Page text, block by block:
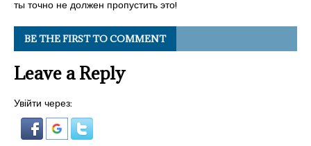
ты точно не должен пропустить это!
BE THE FIRST TO COMMENT
Leave a Reply
Увійти через: